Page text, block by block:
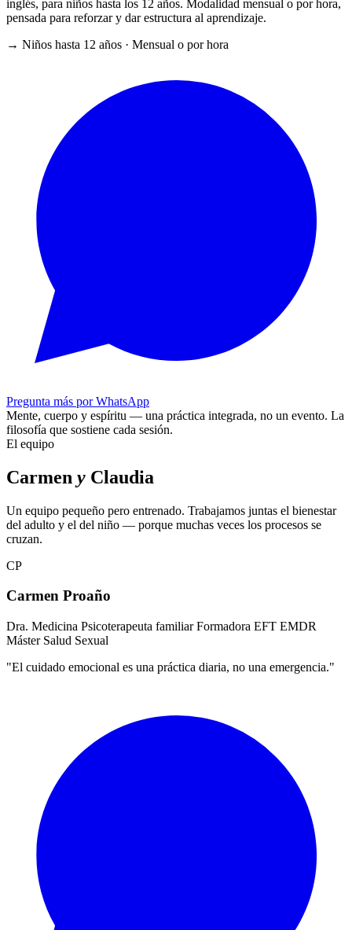
inglés, para niños hasta los 12 años. Modalidad mensual o por hora,
pensada para reforzar y dar estructura al aprendizaje.
→ Niños hasta 12 años · Mensual o por hora
Pregunta más por WhatsApp
Mente, cuerpo y espíritu — una práctica integrada, no un evento. La
filosofía que sostiene cada sesión.
El equipo
Carmen y Claudia
Un equipo pequeño pero entrenado. Trabajamos juntas el bienestar
del adulto y el del niño — porque muchas veces los procesos se
cruzan.
CP
Carmen Proaño
Dra. Medicina Psicoterapeuta familiar Formadora EFT EMDR
Máster Salud Sexual
"El cuidado emocional es una práctica diaria, no una emergencia."